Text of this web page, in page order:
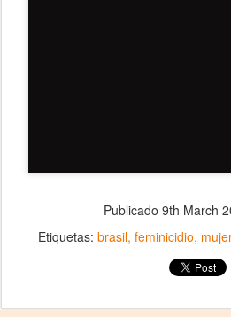
Publicado 9th March
Etiquetas: brasil feminicidio